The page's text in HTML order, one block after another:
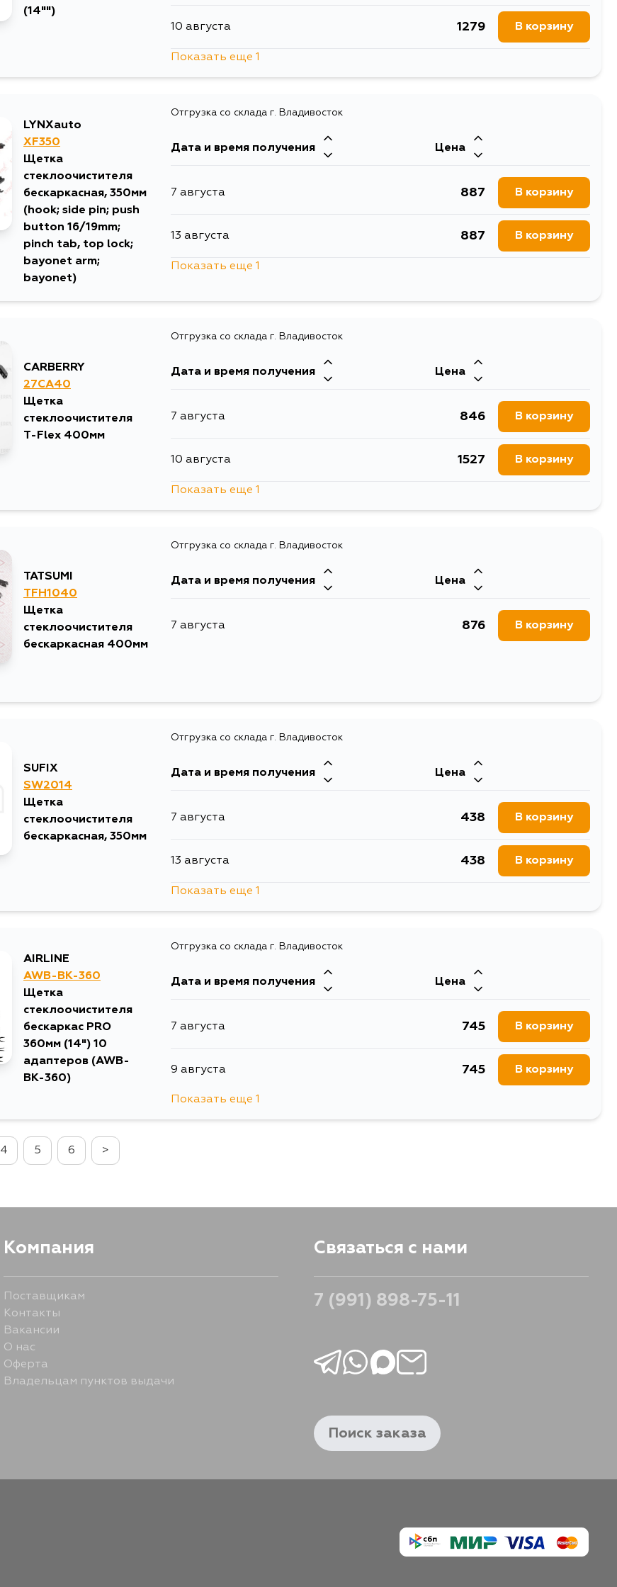
(14"")
10 августа 1279 В корзину
Показать еще 1
LYNXauto
XF350
Щетка
стеклоочистителя
бескаркасная, 350мм
(hook; side pin; push
button 16/19mm;
pinch tab, top lock;
bayonet arm;
bayonet)
Отгрузка со склада г. Владивосток
Дата и время получения Цена
7 августа 887 В корзину
13 августа 887 В корзину
Показать еще 1
CARBERRY
27CA40
Щетка
стеклоочистителя
T-Flex 400мм
Отгрузка со склада г. Владивосток
Дата и время получения Цена
7 августа 846 В корзину
10 августа 1527 В корзину
Показать еще 1
TATSUMI
TFH1040
Щетка
стеклоочистителя
бескаркасная 400мм
Отгрузка со склада г. Владивосток
Дата и время получения Цена
7 августа 876 В корзину
SUFIX
SW2014
Щетка
стеклоочистителя
бескаркасная, 350мм
Отгрузка со склада г. Владивосток
Дата и время получения Цена
7 августа 438 В корзину
13 августа 438 В корзину
Показать еще 1
AIRLINE
AWB-BK-360
Щетка
стеклоочистителя
бескаркас PRO
360мм (14") 10
адаптеров (AWB-
BK-360)
Отгрузка со склада г. Владивосток
Дата и время получения Цена
7 августа 745 В корзину
9 августа 745 В корзину
Показать еще 1
4 5 6 >
Компания
Поставщикам
Контакты
Вакансии
О нас
Оферта
Владельцам пунктов выдачи
Связаться с нами
7 (991) 898-75-11
Поиск заказа